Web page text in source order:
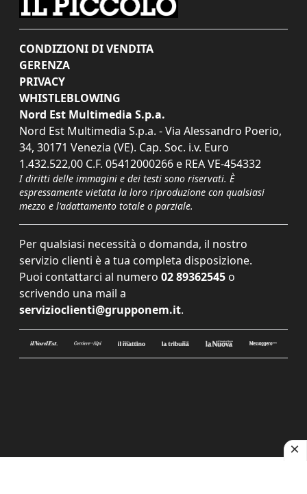
CONDIZIONI DI VENDITA
GERENZA
PRIVACY
WHISTLEBLOWING
Nord Est Multimedia S.p.a.
Nord Est Multimedia S.p.a. - Via Alessandro Poerio,
34, 30171 Venezia (VE). Cap. Soc. i.v. Euro
1.432.522,00 C.F. 05412000266 e REA VE-454332
I diritti delle immagini e dei testi sono riservati. È
espressamente vietata la loro riproduzione con qualsiasi
mezzo e l'adattamento totale o parziale.
Per qualsiasi necessità o domanda, il nostro
servizio clienti è a tua completa disposizione.
Puoi contattarci al numero 02 89362545 o
scrivendo una mail a
servizioclienti@grupponem.it.